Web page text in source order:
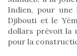
Indien, pour
Djibouti et le
dollars prévoit la
pour la